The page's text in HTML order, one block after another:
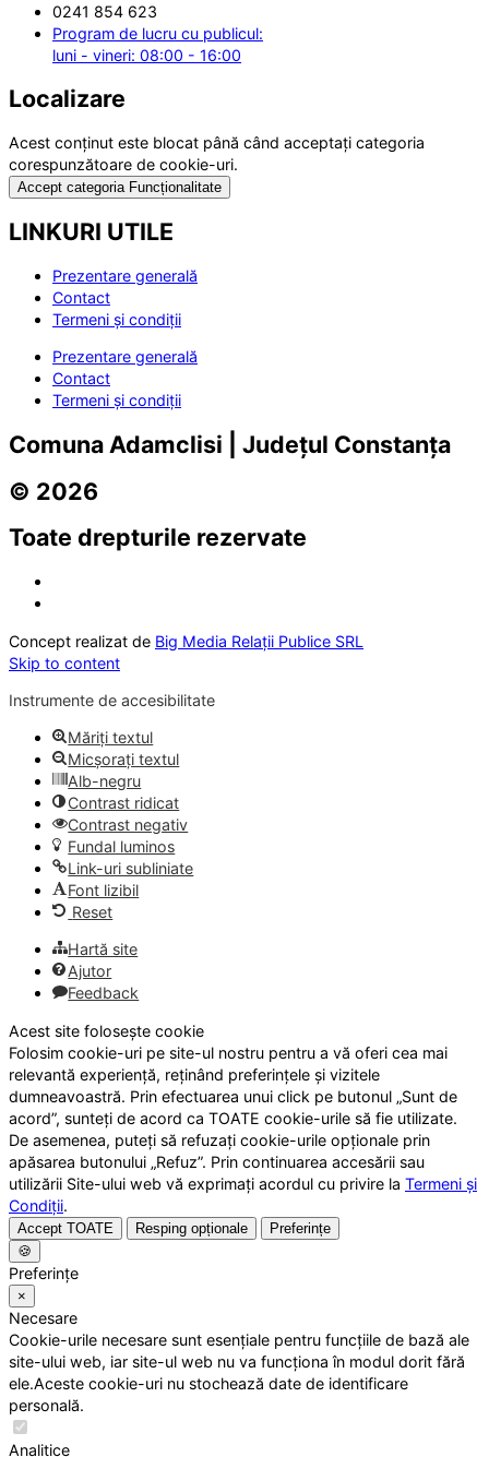
0241 854 623
Program de lucru cu publicul:
luni - vineri: 08:00 - 16:00
Localizare
Acest conținut este blocat până când acceptați categoria
corespunzătoare de cookie-uri.
Accept categoria Funcționalitate
LINKURI UTILE
Prezentare generală
Contact
Termeni și condiții
Prezentare generală
Contact
Termeni și condiții
Comuna Adamclisi | Județul Constanța
© 2026
Toate drepturile rezervate
Concept realizat de Big Media Relații Publice SRL
Skip to content
Instrumente de accesibilitate
Măriți textul
Micșorați textul
Alb-negru
Contrast ridicat
Contrast negativ
Fundal luminos
Link-uri subliniate
Font lizibil
Reset
Hartă site
Ajutor
Feedback
Acest site folosește cookie
Folosim cookie-uri pe site-ul nostru pentru a vă oferi cea mai
relevantă experiență, reținând preferințele și vizitele
dumneavoastră. Prin efectuarea unui click pe butonul „Sunt de
acord”, sunteți de acord ca TOATE cookie-urile să fie utilizate.
De asemenea, puteți să refuzați cookie-urile opționale prin
apăsarea butonului „Refuz”. Prin continuarea accesării sau
utilizării Site-ului web vă exprimați acordul cu privire la Termeni și
Condiții.
Accept TOATE Resping opționale
Preferințe
🍪
Preferințe
×
Necesare
Cookie-urile necesare sunt esențiale pentru funcțiile de bază ale
site-ului web, iar site-ul web nu va funcționa în modul dorit fără
ele.Aceste cookie-uri nu stochează date de identificare
personală.
Analitice